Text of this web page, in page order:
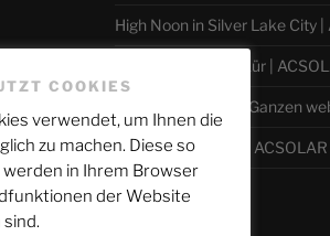
High Noon in Silver Lake City
Schicksal und Willkür |
Wie alles sich zum Ganzen
Mars macht mobil |
COOKIES
verwendet, um Ihnen die
zu machen. Diese so
in Ihrem Browser
der Website